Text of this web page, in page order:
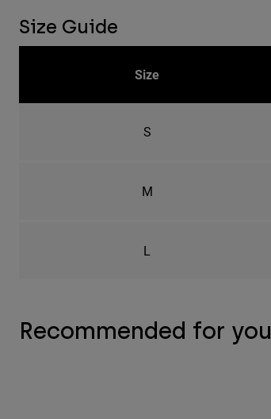
Size Guide
Size
S
M
L
Recommended for you